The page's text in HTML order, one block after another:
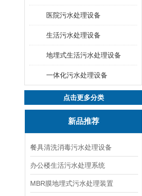
医院污水处理设备
生活污水处理设备
地埋式生活污水处理设备
一体化污水处理设备
点击更多分类
新品推荐
餐具清洗消毒污水处理设备
办公楼生活污水处理系统
MBR膜地埋式污水处理装置